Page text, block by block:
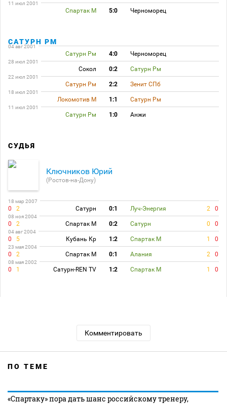
11 июл 2001
Спартак М 5:0 Черноморец
САТУРН РМ
04 авг 2001
Сатурн Рм 4:0 Черноморец
28 июл 2001
Сокол 0:2 Сатурн Рм
22 июл 2001
Сатурн Рм 2:2 Зенит СПб
18 июл 2001
Локомотив М 1:1 Сатурн Рм
11 июл 2001
Сатурн Рм 1:0 Анжи
СУДЬЯ
Ключников Юрий
(Ростов-на-Дону)
18 мар 2007
0 2 Сатурн 0:1 Луч-Энергия 2 0
08 ноя 2004
0 2 Спартак М 0:2 Сатурн 0 0
04 авг 2004
0 5 Кубань Кр 1:2 Спартак М 1 0
23 мая 2004
0 2 Спартак М 0:1 Алания 2 0
08 мая 2002
0 1 Сатурн-REN TV 1:2 Спартак М 1 0
Комментировать
ПО ТЕМЕ
«Спартаку» пора дать шанс российскому тренеру,